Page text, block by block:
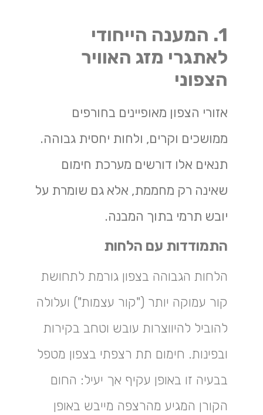
1. המענה הייחודי
לאתגרי מזג האוויר
הצפוני
אזורי הצפון מאופיינים בחורפים
ממושכים וקרים, ולחות יחסית גבוהה.
תנאים אלו דורשים מערכת חימום
שאינה רק מחממת, אלא גם שומרת על
יובש תרמי בתוך המבנה.
התמודדות עם הלחות
הלחות הגבוהה בצפון גורמת לתחושת
קור עמוקה יותר ("קור עצמות") ועלולה
להוביל להיווצרות עובש וטחב בקירות
ובפינות. חימום תת רצפתי בצפון מטפל
בבעיה זו באופן עקיף אך יעיל: החום
הקורן המגיע מהרצפה מייבש באופן